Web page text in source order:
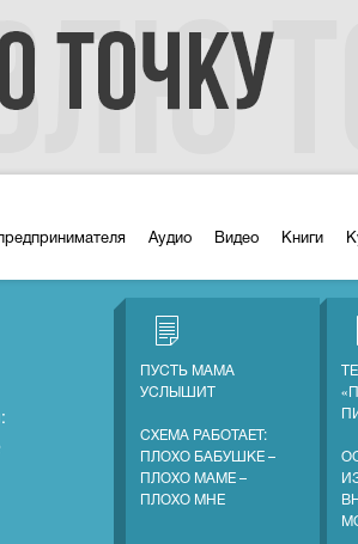
Аудио Видео Книги
ПУСТЬ МАМА
УСЛЫШИТ
СХЕМА РАБОТАЕТ:
ПЛОХО БАБУШКЕ –
ПЛОХО МАМЕ –
ПЛОХО МНЕ